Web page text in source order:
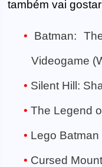
também vai
Batman:
Videogame
Silent Hill:
The Legend
Lego Batman
Cursed